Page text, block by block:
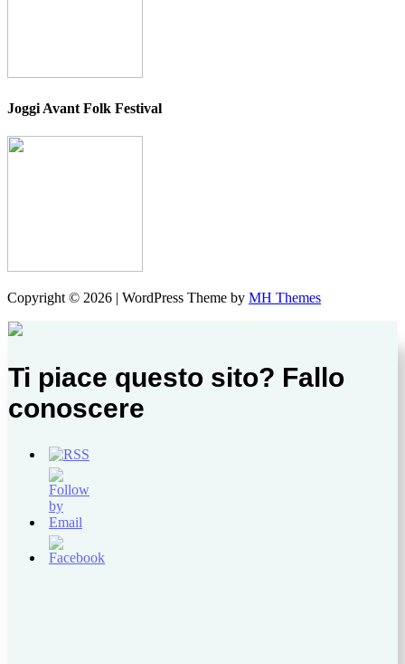
Joggi Avant Folk Festival
Copyright © 2026 | WordPress Theme by MH Themes
Ti piace questo sito? Fallo
conoscere